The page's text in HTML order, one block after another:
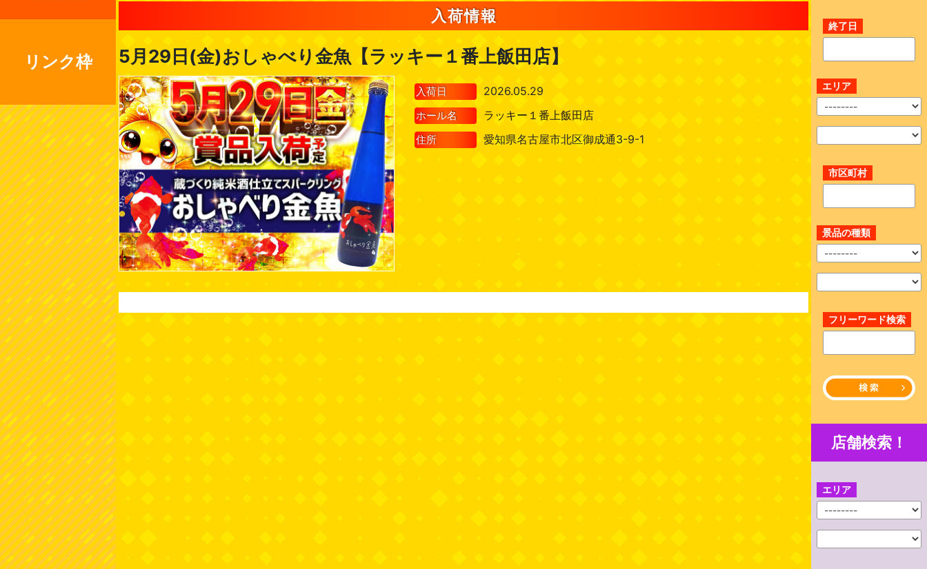
リンク枠
入荷情報
5月29日(金)おしゃべり金魚【ラッキー１番上飯田店】
入荷日 2026.05.29
ホール名 ラッキー１番上飯田店
住所 愛知県名古屋市北区御成通3-9-1
終了日
エリア
市区町村
景品の種類
フリーワード検索
店舗検索！
エリア